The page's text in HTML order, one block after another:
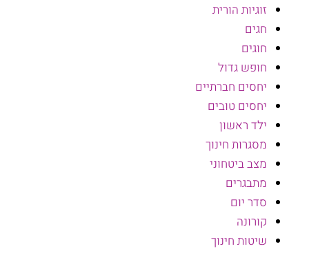
זוגיות הורית
חגים
חוגים
חופש גדול
יחסים חברתיים
יחסים טובים
ילד ראשון
מסגרות חינוך
מצב ביטחוני
מתבגרים
סדר יום
קורונה
שיטות חינוך